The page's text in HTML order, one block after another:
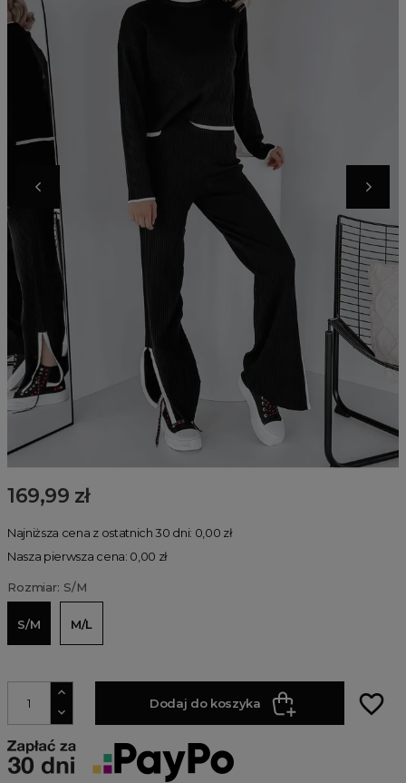
169,99 zł
Najniższa cena z ostatnich 30 dni: 0,00 zł
Nasza pierwsza cena: 0,00 zł
Rozmiar: S/M
S/M M/L
Dodaj do koszyka favorite_border